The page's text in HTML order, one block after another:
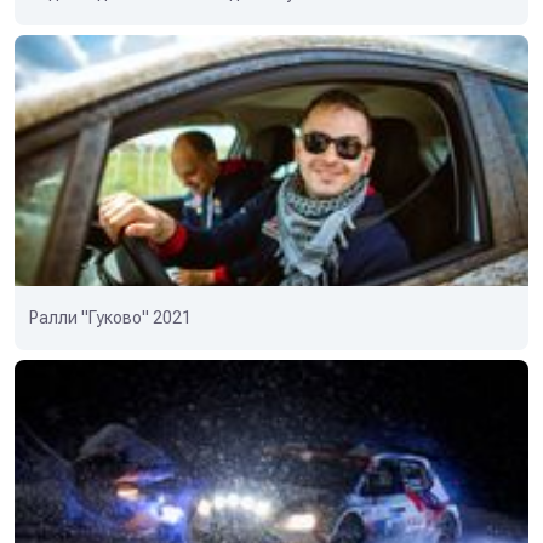
Ралли "Гуково" 2021